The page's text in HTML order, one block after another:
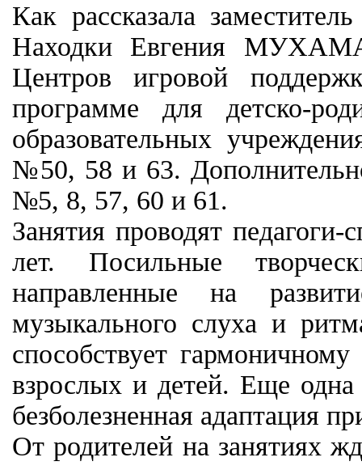
Как рассказала
Находки Евгения
Центров игровой
программе для детско-
образовательных
№50, 58 и 63.
№5, 8, 57, 60 и 61.
Занятия проводят
лет. Посильные
направленные на
музыкального слуха и
способствует
взрослых и детей. Еще одна
безболезненная адаптация
От родителей на занятиях